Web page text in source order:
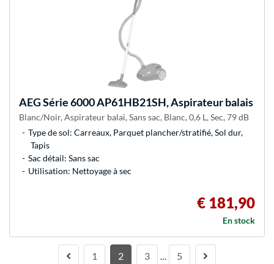
AEGSérie 6000 AP61HB21SH, Aspirateur balais
Blanc/Noir, Aspirateur balai, Sans sac, Blanc, 0,6 L, Sec, 79 dB
Type de sol: Carreaux, Parquet plancher/stratifié, Sol dur,
Tapis
Sac détail: Sans sac
Utilisation: Nettoyage à sec
€ 181,90
En stock
1 2 3 … 5